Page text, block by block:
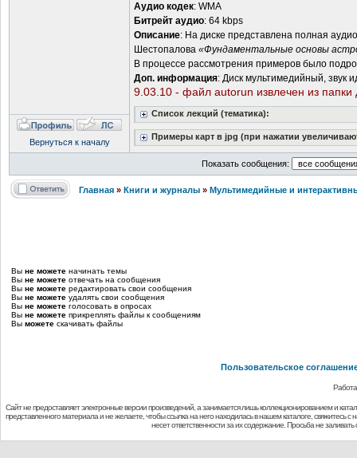
Аудио кодек: WMA
Битрейт аудио: 64 kbps
Описание: На диске представлена полная
Шестопалова «Фундаментальные основы
В процессе рассмотрения примеров было
Доп. информация: Диск мультимедийный, звук
9.03.10 - файл autorun извлечен из папки
Список лекций (тематика):
Примеры карт в jpg (при нажатии
Вернуться к началу
Показать сообщения:
Главная » Книги и журналы » Мультимедийные и
Вы не можете начинать темы
Вы не можете отвечать на сообщения
Вы не можете редактировать свои сообщения
Вы не можете удалять свои сообщения
Вы не можете голосовать в опросах
Вы не можете прикреплять файлы к сообщениям
Вы можете скачивать файлы
Пользовательское
Сайт не предоставляет электронные версии произведений, а занимается лишь коллекционированием и
представленного материала и не желаете, чтобы ссылка на него находилась в нашем каталоге,
несет ответственности за их содержание. Просьба не